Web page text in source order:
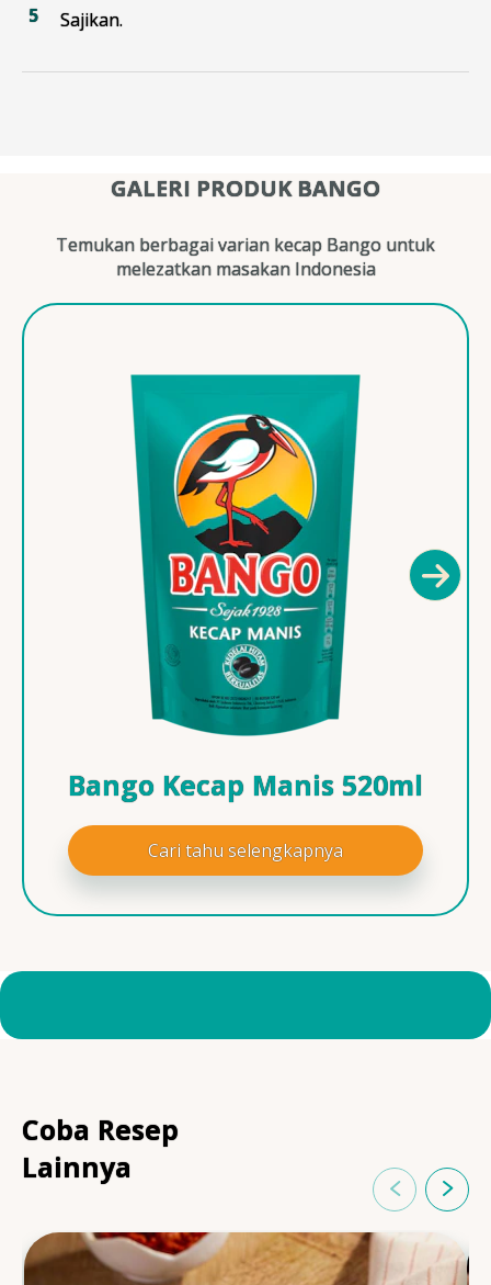
Sajikan.
GALERI PRODUK BANGO
Temukan berbagai varian kecap Bango untuk
melezatkan masakan Indonesia
Bango Kecap Manis 520ml
Cari tahu selengkapnya
Coba Resep
Lainnya